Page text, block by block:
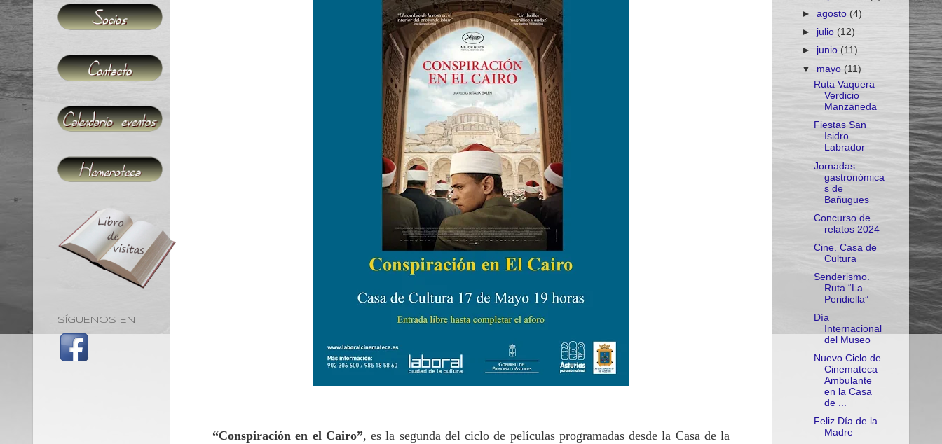
“Conspiración en el Cairo”, es la segunda del ciclo de películas programadas desde la Casa de la
SÍGUENOS EN
►agosto (4)
► julio (12)
►junio (11)
▼ mayo(11)
Ruta Vaquera
Verdicio
Manzaneda
Fiestas San
Isidro
Labrador
Jornadas
gastronómica
s de
Bañugues
Concurso de
relatos 2024
Cine. Casa de
Cultura
Senderismo.
Ruta “La
Peridiella”
Día
Internacional
del Museo
Nuevo Ciclo de
Cinemateca
Ambulante
en la Casa
de ...
Feliz Día de la
Madre